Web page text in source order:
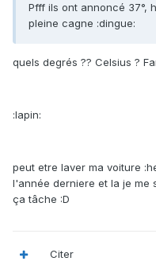
Pfff ils ont annoncé 37°,
pleine cagne :dingue:
quels degrés ?? Celsius ?
:lapin:
peut etre laver ma voiture
l'année derniere et la je me
ça tâche :D
Citer